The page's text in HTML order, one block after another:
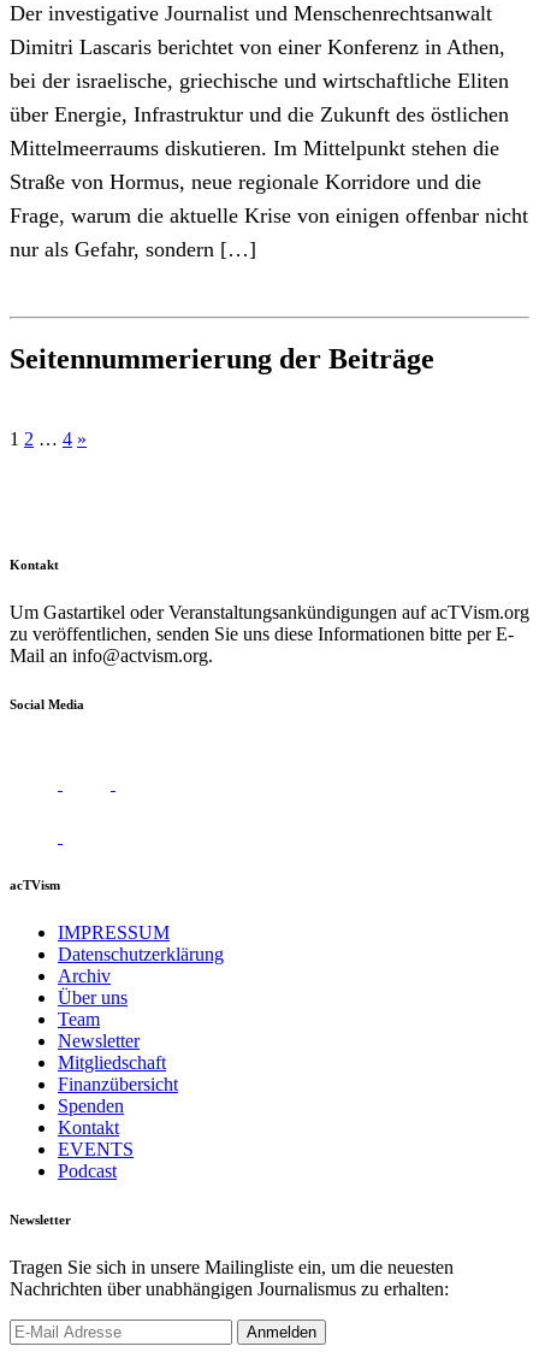
Der investigative Journalist und Menschenrechtsanwalt
Dimitri Lascaris berichtet von einer Konferenz in Athen,
bei der israelische, griechische und wirtschaftliche Eliten
über Energie, Infrastruktur und die Zukunft des östlichen
Mittelmeerraums diskutieren. Im Mittelpunkt stehen die
Straße von Hormus, neue regionale Korridore und die
Frage, warum die aktuelle Krise von einigen offenbar nicht
nur als Gefahr, sondern […]
Seitennummerierung der Beiträge
1 2 … 4 »
Kontakt
Um Gastartikel oder Veranstaltungsankündigungen auf acTVism.org
zu veröffentlichen, senden Sie uns diese Informationen bitte per E-
Mail an info@actvism.org.
Social Media
acTVism
IMPRESSUM
Datenschutzerklärung
Archiv
Über uns
Team
Newsletter
Mitgliedschaft
Finanzübersicht
Spenden
Kontakt
EVENTS
Podcast
Newsletter
Tragen Sie sich in unsere Mailingliste ein, um die neuesten
Nachrichten über unabhängigen Journalismus zu erhalten: